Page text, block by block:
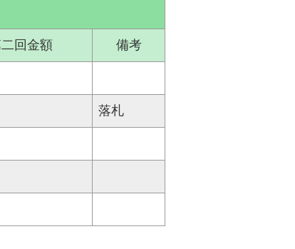
回金額 備考
落札